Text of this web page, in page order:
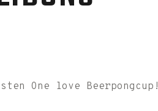
One love Beerpongcup!